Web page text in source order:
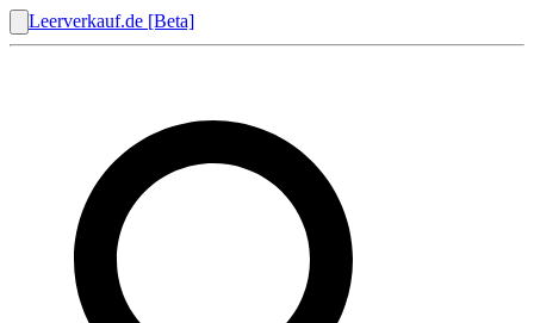
Leerverkauf.de [Beta]